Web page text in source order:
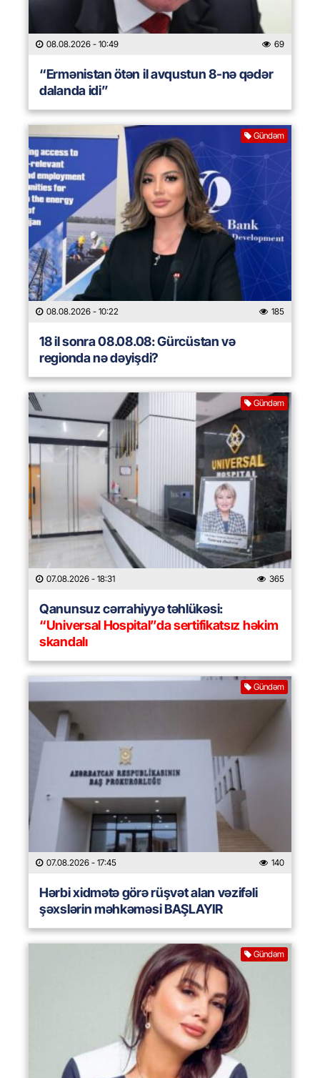
08.08.2026 - 10:49 69
“Ermənistan ötən il avqustun 8-nə qədər
dalanda idi”
Gündəm
08.08.2026 - 10:22 185
18 il sonra 08.08.08: Gürcüstan və
regionda nə dəyişdi?
Gündəm
07.08.2026 - 18:31 365
Qanunsuz cərrahiyyə təhlükəsi:
“Universal Hospital”da sertifikatsız həkim
skandalı
Gündəm
07.08.2026 - 17:45 140
Hərbi xidmətə görə rüşvət alan vəzifəli
şəxslərin məhkəməsi BAŞLAYIR
Gündəm